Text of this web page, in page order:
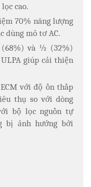
cao.
70% năng lượng
dùng mô tơ AC.
(68%) và ½ (32%)
giúp cải thiện
với độ ồn thấp
thụ so với dòng
bộ lọc nguồn tự
bị ảnh hưởng bởi